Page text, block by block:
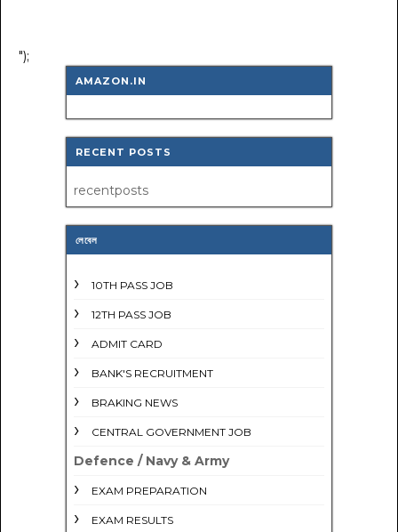
");
AMAZON.IN
RECENT POSTS
recentposts
লেবেল
10TH PASS JOB
12TH PASS JOB
ADMIT CARD
BANK'S RECRUITMENT
BRAKING NEWS
CENTRAL GOVERNMENT JOB
Defence / Navy & Army
EXAM PREPARATION
EXAM RESULTS